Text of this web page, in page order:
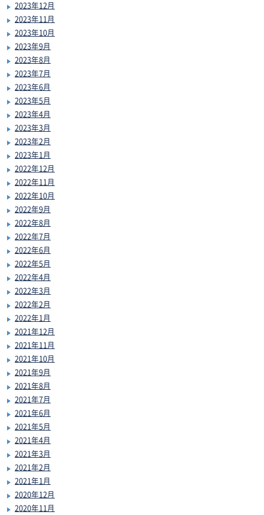
2023年12月
2023年11月
2023年10月
2023年9月
2023年8月
2023年7月
2023年6月
2023年5月
2023年4月
2023年3月
2023年2月
2023年1月
2022年12月
2022年11月
2022年10月
2022年9月
2022年8月
2022年7月
2022年6月
2022年5月
2022年4月
2022年3月
2022年2月
2022年1月
2021年12月
2021年11月
2021年10月
2021年9月
2021年8月
2021年7月
2021年6月
2021年5月
2021年4月
2021年3月
2021年2月
2021年1月
2020年12月
2020年11月